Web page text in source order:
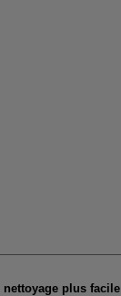
plus facile